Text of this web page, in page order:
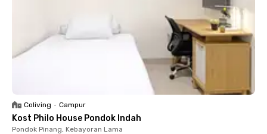
Coliving • Campur
Kost Philo House Pondok Indah
Pondok Pinang, Kebayoran Lama